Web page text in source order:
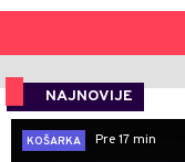
NAJNOVIJE
KOŠARKA
Pre 17 min